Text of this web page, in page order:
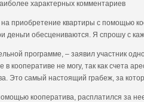
характерных комментариев
приобретение квартиры с помощью
деньги обесцениваются. Я спрошу с
программе, – заявил участник
в кооперативе не могу, так как счета
Это самый настоящий грабеж, за
кооператива, расплатился за